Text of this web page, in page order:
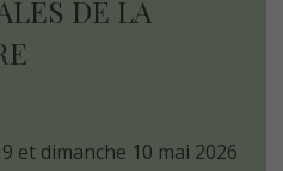
DE LA
et dimanche 10 mai 2026